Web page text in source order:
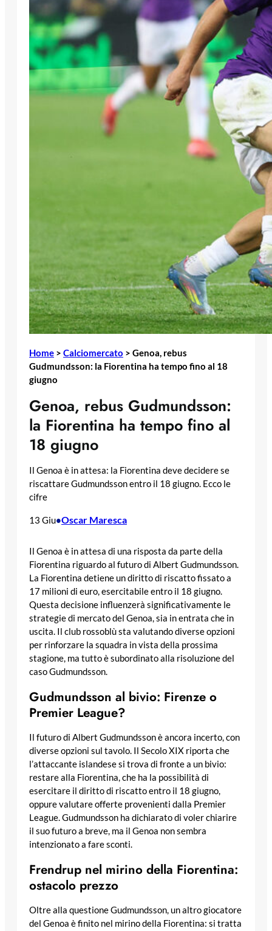
Home > Calciomercato > Genoa, rebus
Gudmundsson: la Fiorentina ha tempo fino al 18
giugno
Genoa, rebus Gudmundsson:
la Fiorentina ha tempo fino al
18 giugno
Il Genoa è in attesa: la Fiorentina deve decidere se
riscattare Gudmundsson entro il 18 giugno. Ecco le
cifre
13 Giu•Oscar Maresca
Il Genoa è in attesa di una risposta da parte della
Fiorentina riguardo al futuro di Albert Gudmundsson.
La Fiorentina detiene un diritto di riscatto fissato a
17 milioni di euro, esercitabile entro il 18 giugno.
Questa decisione influenzerà significativamente le
strategie di mercato del Genoa, sia in entrata che in
uscita. Il club rossoblù sta valutando diverse opzioni
per rinforzare la squadra in vista della prossima
stagione, ma tutto è subordinato alla risoluzione del
caso Gudmundsson.
Gudmundsson al bivio: Firenze o
Premier League?
Il futuro di Albert Gudmundsson è ancora incerto, con
diverse opzioni sul tavolo. Il Secolo XIX riporta che
l’attaccante islandese si trova di fronte a un bivio:
restare alla Fiorentina, che ha la possibilità di
esercitare il diritto di riscatto entro il 18 giugno,
oppure valutare offerte provenienti dalla Premier
League. Gudmundsson ha dichiarato di voler chiarire
il suo futuro a breve, ma il Genoa non sembra
intenzionato a fare sconti.
Frendrup nel mirino della Fiorentina:
ostacolo prezzo
Oltre alla questione Gudmundsson, un altro giocatore
del Genoa è finito nel mirino della Fiorentina: si tratta